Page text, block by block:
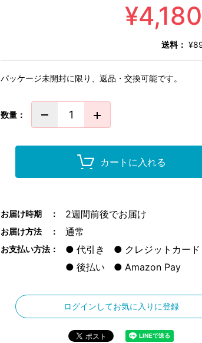
¥4,180
送料：
パッケージ未開封に限り、返品・交換可能です。
数量：
カートに入れる
お届け時期 ： 2週間前後でお届け
お届け方法 ： 通常
お支払い方法： 代引き
クレジットカード
後払い
Amazon Pay
ログインしてお気に入りに登録